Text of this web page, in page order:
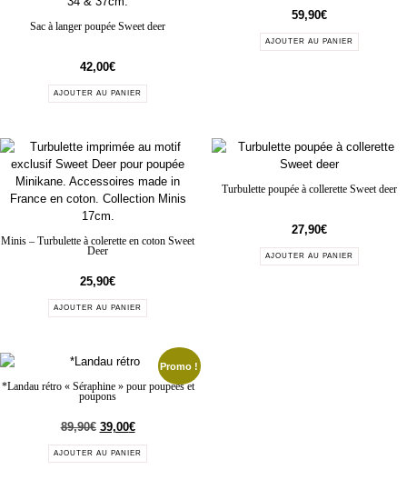
Sac à langer poupée Sweet deer
42,00€
AJOUTER AU PANIER
59,90€
AJOUTER AU PANIER
Minis – Turbulette à colerette en coton Sweet
Deer
25,90€
AJOUTER AU PANIER
Turbulette poupée à collerette Sweet deer
27,90€
AJOUTER AU PANIER
Promo !
*Landau rétro « Séraphine » pour poupées et
poupons
89,90€ 39,00€
AJOUTER AU PANIER